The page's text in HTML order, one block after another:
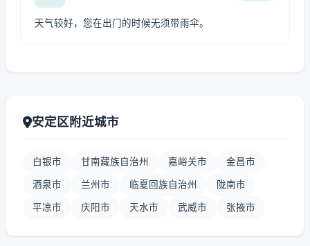
天气较好，您在出门的时候无须带雨伞。
安定区附近城市
白银市 甘南藏族自治州 嘉峪关市 金昌市
酒泉市 兰州市 临夏回族自治州 陇南市
平凉市 庆阳市 天水市 武威市 张掖市